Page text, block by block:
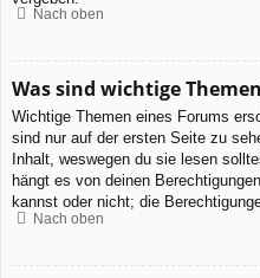
Nach oben
Was sind wichtige
Wichtige Themen eines Forums
sind nur auf der ersten Seite zu
Inhalt, weswegen du sie lesen
hängt es von deinen
kannst oder nicht; die
Nach oben